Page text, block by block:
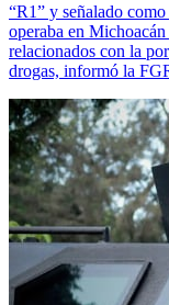
“R1” y señalado
operaba en
relacionados con la
drogas, informó la